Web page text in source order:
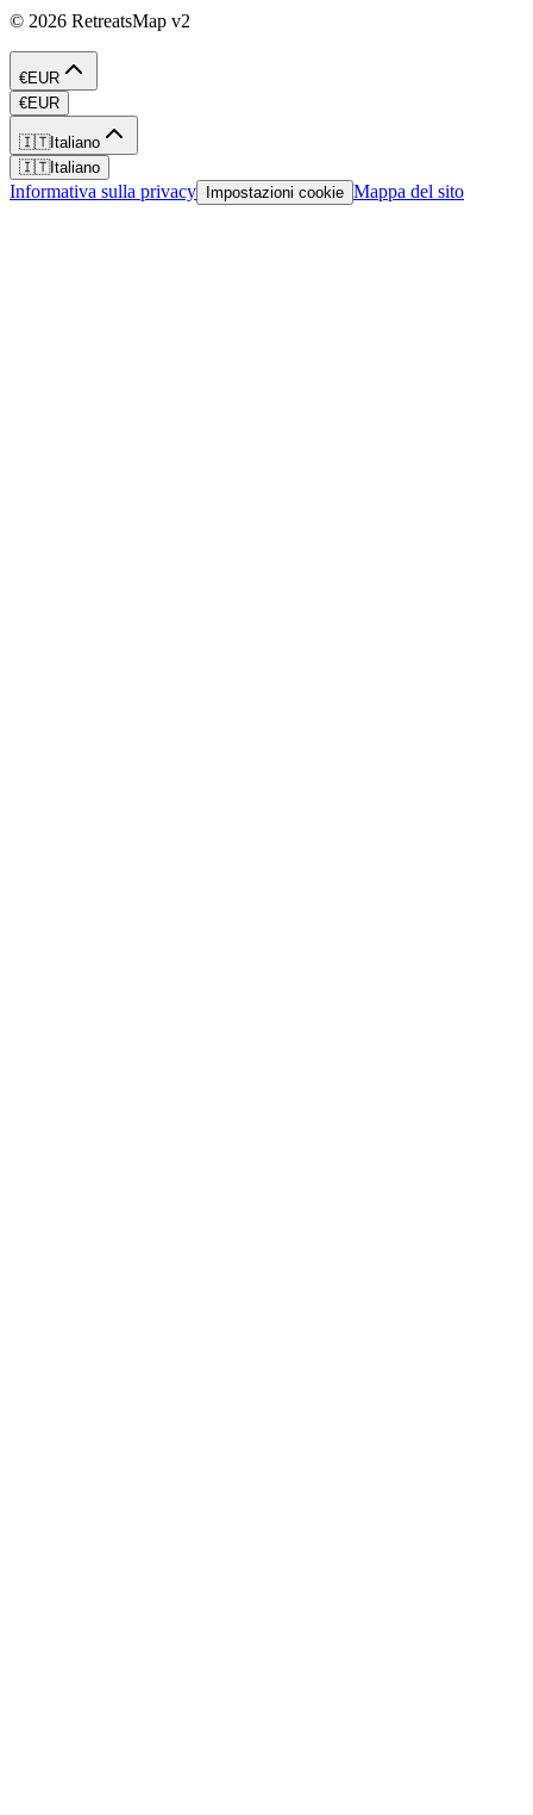
© 2026 RetreatsMap v2
€EUR
€EUR
🇮🇹Italiano
🇮🇹Italiano
Informativa sulla privacy Impostazioni cookie Mappa del sito